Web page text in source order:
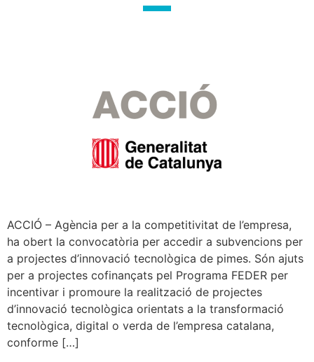
ACCIÓ – Agència per a la competitivitat de l’empresa,
ha obert la convocatòria per accedir a subvencions per
a projectes d’innovació tecnològica de pimes. Són ajuts
per a projectes cofinançats pel Programa FEDER per
incentivar i promoure la realització de projectes
d’innovació tecnològica orientats a la transformació
tecnològica, digital o verda de l’empresa catalana,
conforme […]